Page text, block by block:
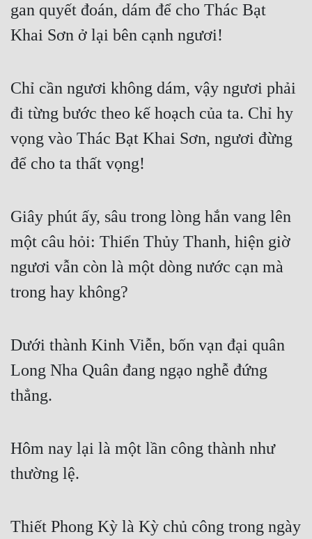
Phản Phái
Quan Trường
Quân Sự
Sảng Văn
Sủng
Thanh Xuân
Tiên Hiệp
Tiểu Thuyết
Trùng Sinh
Tu Chân
Tu Tiên
Vô Địch
gan quyết đoán, dám để cho Thác Bạt
Khai Sơn ở lại bên cạnh ngươi!
Chỉ cần ngươi không dám, vậy ngươi phải
đi từng bước theo kế hoạch của ta. Chỉ hy
vọng vào Thác Bạt Khai Sơn, ngươi đừng
để cho ta thất vọng!
Giây phút ấy, sâu trong lòng hắn vang lên
một câu hỏi: Thiển Thủy Thanh, hiện giờ
ngươi vẫn còn là một dòng nước cạn mà
trong hay không?
Dưới thành Kinh Viễn, bốn vạn đại quân
Long Nha Quân đang ngạo nghễ đứng
thẳng.
Hôm nay lại là một lần công thành như
thường lệ.
Thiết Phong Kỳ là Kỳ chủ công trong ngày